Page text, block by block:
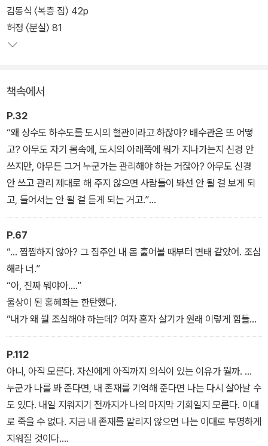
안전가옥의 옴니버스 픽션 시리즈 FIC-PICK의 특색은 이 시대의 독
자들에게 흥미롭고도 유의미하게 다가갈 수 있는 테마와, 그 테마를
매력적으로 구현해 내는 믿음직한 작가진을 만날 수 있다는 것이다.
을 매개로 타인에 대한 공감과 세계에 대한 이해의 폭을 넓히는 웰메
이드 호러 특유의 매력이 수록 작품 전반에 존재하는 이유다.
김동식 〈복층 집〉 42p
허정 〈분실〉 81
책속에서
P.32
“왜 상수도 하수도를 도시의 혈관이라고 하잖아? 배수관은 또 어떻
고? 아무도 자기 몸속에, 도시의 아래쪽에 뭐가 지나가는지 신경 안
쓰지만, 아무튼 그거 누군가는 관리해야 하는 거잖아? 아무도 신경
안 쓰고 관리 제대로 해 주지 않으면 사람들이 봐선 안 될 걸 보게 되
고, 들어서는 안 될 걸 듣게 되는 거고.”
〈아래쪽〉
P.67
“… 찜찜하지 않아? 그 집주인 내 몸 훑어볼 때부터 변태 같았어. 조심
해라 너.”
“아, 진짜 뭐야아….”
울상이 된 홍혜화는 한탄했다.
“내가 왜 뭘 조심해야 하는데? 여자 혼자 살기가 원래 이렇게 힘들
어?”
〈복층 집〉
P.112
아니, 아직 모른다. 자신에게 아직까지 의식이 있는 이유가 뭘까. …
누군가 나를 봐 준다면, 내 존재를 기억해 준다면 나는 다시 살아날 수
도 있다. 내일 지워지기 전까지가 나의 마지막 기회일지 모른다. 이대
로 죽을 수 없다. 지금 내 존재를 알리지 않으면 나는 이대로 투명하게
지워질 것이다.